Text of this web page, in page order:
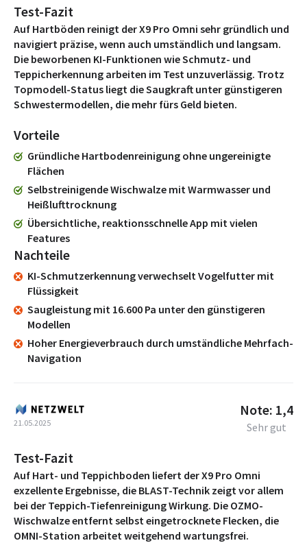
Test-Fazit
Auf Hartböden reinigt der X9 Pro Omni sehr gründlich und
navigiert präzise, wenn auch umständlich und langsam.
Die beworbenen KI-Funktionen wie Schmutz- und
Teppicherkennung arbeiten im Test unzuverlässig. Trotz
Topmodell-Status liegt die Saugkraft unter günstigeren
Schwestermodellen, die mehr fürs Geld bieten.
Vorteile
Gründliche Hartbodenreinigung ohne ungereinigte
Flächen
Selbstreinigende Wischwalze mit Warmwasser und
Heißlufttrocknung
Übersichtliche, reaktionsschnelle App mit vielen
Features
Nachteile
KI-Schmutzerkennung verwechselt Vogelfutter mit
Flüssigkeit
Saugleistung mit 16.600 Pa unter den günstigeren
Modellen
Hoher Energieverbrauch durch umständliche Mehrfach-
Navigation
21.05.2025
Note: 1,4
Sehr gut
Test-Fazit
Auf Hart- und Teppichboden liefert der X9 Pro Omni
exzellente Ergebnisse, die BLAST-Technik zeigt vor allem
bei der Teppich-Tiefenreinigung Wirkung. Die OZMO-
Wischwalze entfernt selbst eingetrocknete Flecken, die
OMNI-Station arbeitet weitgehend wartungsfrei.